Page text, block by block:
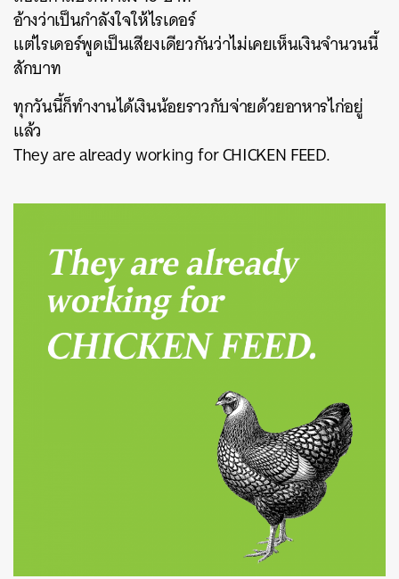
อ้างว่าเป็นกำลังใจให้ไรเดอร์
แต่ไรเดอร์พูดเป็นเสียงเดียวกันว่าไม่เคยเห็นเงินจำนวนนี้
สักบาท
ทุกวันนี้ก็ทำงานได้เงินน้อยราวกับจ่ายด้วยอาหารไก่อยู่
แล้ว
They are already working for CHICKEN FEED.